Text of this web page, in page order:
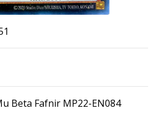
Beta Fafnir MP22-EN084